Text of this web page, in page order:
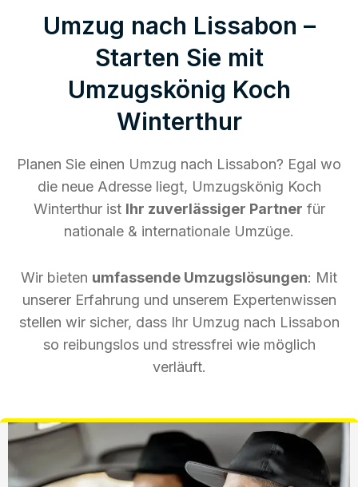
Umzug nach Lissabon –
Starten Sie mit
Umzugskönig Koch
Winterthur
Planen Sie einen Umzug nach Lissabon? Egal wo
die neue Adresse liegt, Umzugskönig Koch
Winterthur ist Ihr zuverlässiger Partner für
nationale & internationale Umzüge.
Wir bieten umfassende Umzugslösungen: Mit
unserer Erfahrung und unserem Expertenwissen
stellen wir sicher, dass Ihr Umzug nach Lissabon
so reibungslos und stressfrei wie möglich
verläuft.